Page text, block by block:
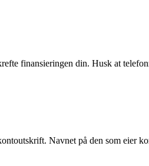
finansieringen din. Husk at
Navnet på den som eier